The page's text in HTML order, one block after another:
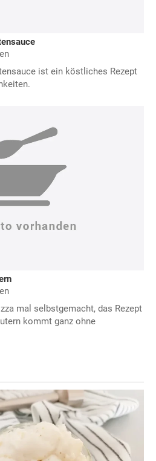
ist ein köstliches Rezept
mal selbstgemacht, das Rezept
kommt ganz ohne